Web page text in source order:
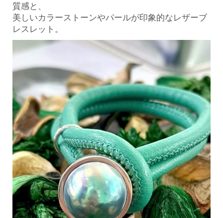
質感と、
美しいカラーストーンやパールが印象的なレザーブ
レスレット。